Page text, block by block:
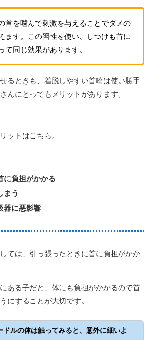
首を噛んで刺激を与えることでダメの
ます。この習性を使い、しつけも首に
て同じ効果があります。
るときも、着脱しやすい首輪は使い勝手
んにとってもメリットがあります。
ットはこちら。
に負担がかかる
まう
器に悪影響
ては、引っ張ったときに首に負担がかか
ある子だと、体にも負担がかかるので首
にすることが大切です。
ドルの体は触ってみると、意外に細いよ